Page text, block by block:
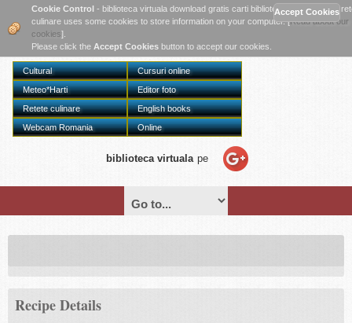
Twitter
Cultural
Cursuri online
Meteo*Harti
Editor foto
Retete culinare
English books
Webcam Romania
Online
biblioteca virtuala pe
Cookie Control - biblioteca virtuala download gratis carti biblioteca online digitala
culinare uses some cookies to store information on your computer. [Read about our
cookies].
Please click the Accept Cookies button to accept our cookies.
Recipe Details